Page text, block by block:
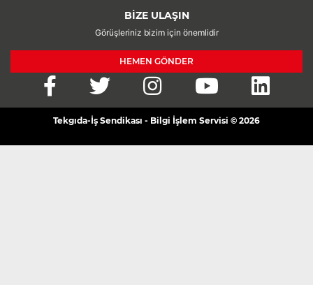
BİZE ULAŞIN
Görüşleriniz bizim için önemlidir
HEMEN GÖNDER
Tekgıda-İş Sendikası - Bilgi İşlem Servisi © 2026